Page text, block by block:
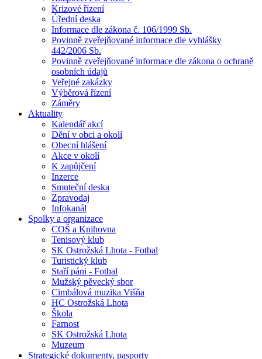
Krizové řízení
Úřední deska
Informace dle zákona č. 106/1999 Sb.
Povinně zveřejňované informace dle vyhlášky
442/2006 Sb.
Povinně zveřejňované informace dle zákona o ochraně
osobních údajů
Veřejné zakázky
Výběrová řízení
Záměry
Aktuality
Kalendář akcí
Dění v obci a okolí
Obecní hlášení
Akce v okolí
K zapůjčení
Inzerce
Smuteční deska
Zpravodaj
Infokanál
Spolky a organizace
COŠ a Knihovna
Tenisový klub
SK Ostrožská Lhota - Fotbal
Turistický klub
Staří páni - Fotbal
Mužský pěvecký sbor
Cimbálová muzika Višňa
HC Ostrožská Lhota
Škola
Farnost
SK Ostrožská Lhota
Muzeum
Strategické dokumenty, pasporty